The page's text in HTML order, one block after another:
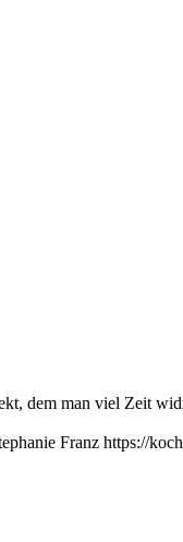
dem man viel Zeit
Franz https://